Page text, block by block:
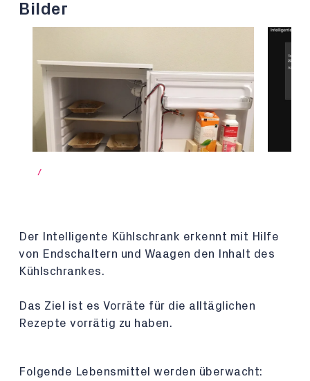
Bilder
/
Der Intelligente Kühlschrank erkennt mit Hilfe
von Endschaltern und Waagen den Inhalt des
Kühlschrankes.
Das Ziel ist es Vorräte für die alltäglichen
Rezepte vorrätig zu haben.
Folgende Lebensmittel werden überwacht: